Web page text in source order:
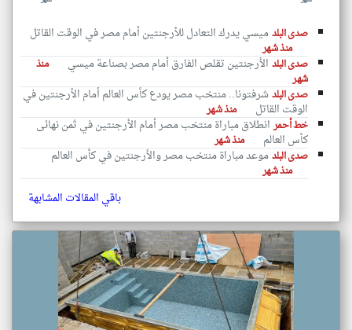
صدى البلد ميسي يدرك التعادل للأرجنتين أمام مصر في الوقت القاتل
منذ شهر
صدى البلد الأرجنتين تقلص الفارق أمام مصر بصناعة ميسي
منذ
شهر
صدى البلد شرفتونا.. منتخب مصر يودع كأس العالم أمام الأرجنتين في
الوقت القاتل
منذ شهر
خط أحمر انطلاق مباراة منتخب مصر أمام الأرجنتين في ثمن نهائى
كأس العالم
منذ شهر
صدى البلد موعد مباراة منتخب مصر والأرجنتين في كأس العالم
منذ شهر
باقي المقالات المشابهة